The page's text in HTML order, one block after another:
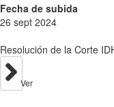
Fecha de subida
26 sept 2024
Resolución de la Corte
Ver